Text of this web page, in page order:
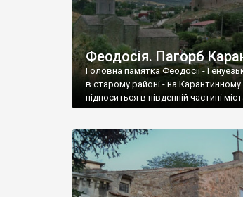
Феодосія. Пагорб
Головна памятка Феодосії -
в старому районі - на Карантинному
підноситься в південній частині